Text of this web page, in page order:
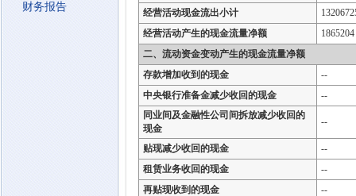
财务报告
经营活动现金流出小计
经营活动产生的现金流量净额
1865204
二、流动资金变动产生的现金流量净额
存款增加收到的现金
--
中央银行准备金减少收回的现金
--
同业间及金融性公司间拆放减少收回的
现金
--
贴现减少收回的现金
--
租赁业务收回的现金
--
再贴现收到的现金
--